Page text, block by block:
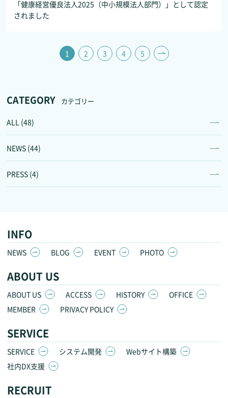
「健康経営優良法人2025（中小規模法人部門）」として認定
されました
1 2 3 4 5
CATEGORY カテゴリー
ALL (48)
NEWS (44)
PRESS (4)
INFO
NEWS BLOG EVENT PHOTO
ABOUT US
ABOUT US ACCESS HISTORY
OFFICE
MEMBER
PRIVACY POLICY
SERVICE
SERVICE システム開発
Webサイト構築
社内DX支援
RECRUIT